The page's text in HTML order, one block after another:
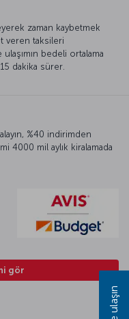
zaman kaybetmek
veren taksileri
bedeli ortalama
dakika sürer.
%40 indirimden
4000 mil aylık kiralamada
gör